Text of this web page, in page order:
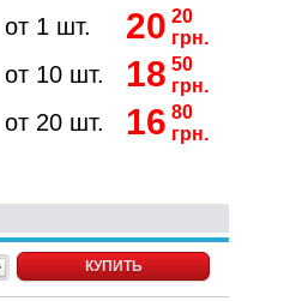
от 1 шт. 20 20
грн.
от 10 шт. 18 50
грн.
от 20 шт. 16 80
грн.
КУПИТЬ